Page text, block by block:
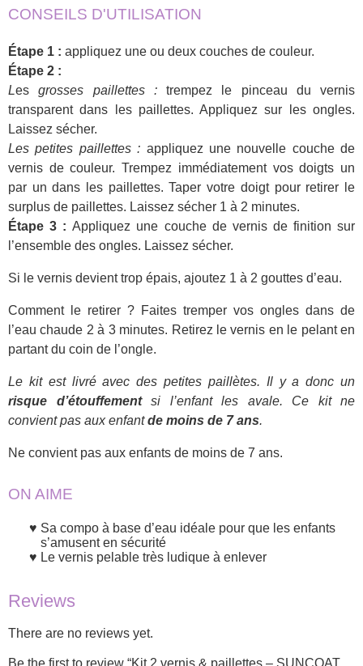
CONSEILS D'UTILISATION
Étape 1 : appliquez une ou deux couches de couleur.
Étape 2 :
Les grosses paillettes : trempez le pinceau du vernis
transparent dans les paillettes. Appliquez sur les ongles.
Laissez sécher.
Les petites paillettes : appliquez une nouvelle couche de
vernis de couleur. Trempez immédiatement vos doigts un
par un dans les paillettes. Taper votre doigt pour retirer le
surplus de paillettes. Laissez sécher 1 à 2 minutes.
Étape 3 :Appliquez une couche de vernis de finition sur
l’ensemble des ongles. Laissez sécher.
Si le vernis devient trop épais, ajoutez 1 à 2 gouttes d’eau.
Comment le retirer ? Faites tremper vos ongles dans de
l’eau chaude 2 à 3 minutes. Retirez le vernis en le pelant en
partant du coin de l’ongle.
Le kit est livré avec des petites paillètes. Il y a donc un
risque d’étouffementsi l’enfant les avale. Ce kit ne
convient pas aux enfantde moins de 7 ans.
Ne convient pas aux enfants de moins de 7 ans.
ON AIME
Sa compo à base d’eau idéale pour que les enfants
s’amusent en sécurité
Le vernis pelable très ludique à enlever
Reviews
There are no reviews yet.